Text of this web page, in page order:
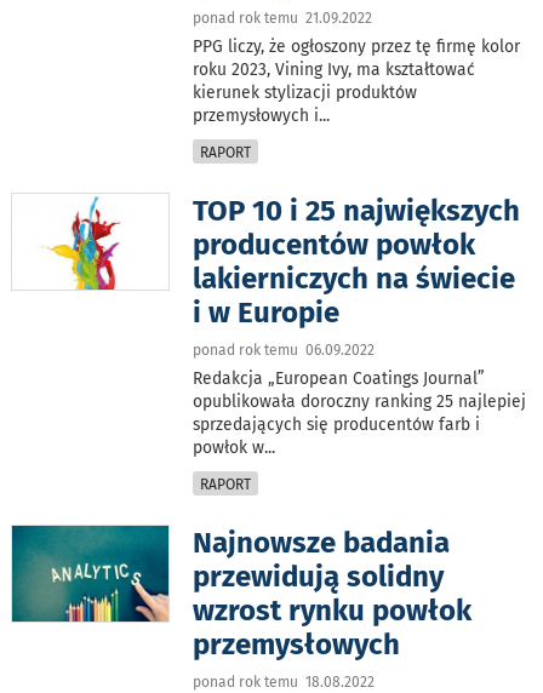
ponad rok temu 21.09.2022
PPG liczy, że ogłoszony przez tę firmę kolor
roku 2023, Vining Ivy, ma kształtować
kierunek stylizacji produktów
przemysłowych i...
RAPORT
TOP 10 i 25 największych
producentów powłok
lakierniczych na świecie
i w Europie
ponad rok temu 06.09.2022
Redakcja „European Coatings Journal”
opublikowała doroczny ranking 25 najlepiej
sprzedających się producentów farb i
powłok w...
RAPORT
Najnowsze badania
przewidują solidny
wzrost rynku powłok
przemysłowych
ponad rok temu 18.08.2022